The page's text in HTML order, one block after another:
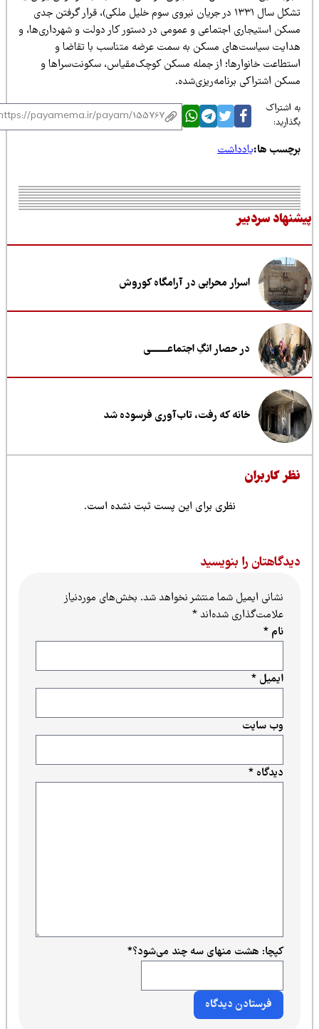
تشکل سال ۱۳۳۱ در جریان نیروی سوم خلیل ملکی)، قرار گرفتن جدی
استیجاری اجتماعی و عمومی در دستور کار دولت و شهرداری‌ها، و
سیاست‌های مسکن به سمت عرضه متناسب با تقاضا و
خانوارها؛ از جمله مسکن کوچک‌مقیاس، سکونت‌سراها و
اشتراکی برنامه‌ریزی‌شده.
اشتراک
ها:یادداشت
سردبیر
اسرار محرابی در آرامگاه کوروش
در حصار انگِ اجتماعــــــــی
خانه که رفت، تاب‌آوری فرسوده شد
کاربران
نظری برای این پست ثبت نشده است.
را بنویسید
نشانی ایمیل شما منتشر نخواهد شد.بخش‌های موردنیاز
علامت‌گذاری شده‌اند*
دیدگاه*
ایمیل*
وب‌ سایت
کپچا: هشت منهای سه چند می‌شود؟*